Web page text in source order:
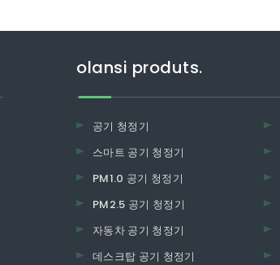
olansi produts.
공기 청정기
스마트 공기 청정기
PM1.0 공기 청정기
PM2.5 공기 청정기
자동차 공기 청정기
데스크탑 공기 청정기